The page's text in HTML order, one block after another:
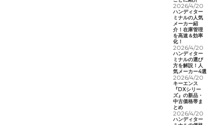
2026/4/20
ハンディター
ミナルの人気
メーカー紹
介！在庫管理
を高速＆効率
化！
2026/4/20
ハンディター
ミナルの選び
方を解説！人
気メーカー4選
2026/4/20
キーエンス
『DXシリー
ズ』の新品・
中古価格帯ま
とめ
2026/4/20
ハンディター